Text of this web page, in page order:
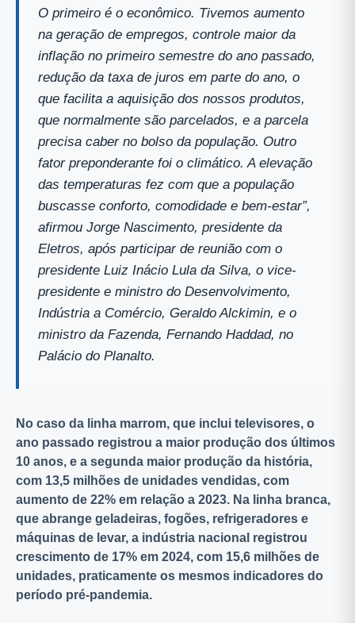
O primeiro é o econômico. Tivemos aumento
na geração de empregos, controle maior da
inflação no primeiro semestre do ano passado,
redução da taxa de juros em parte do ano, o
que facilita a aquisição dos nossos produtos,
que normalmente são parcelados, e a parcela
precisa caber no bolso da população. Outro
fator preponderante foi o climático. A elevação
das temperaturas fez com que a população
buscasse conforto, comodidade e bem-estar”,
afirmou Jorge Nascimento, presidente da
Eletros, após participar de reunião com o
presidente Luiz Inácio Lula da Silva, o vice-
presidente e ministro do Desenvolvimento,
Indústria a Comércio, Geraldo Alckimin, e o
ministro da Fazenda, Fernando Haddad, no
Palácio do Planalto.
No caso da linha marrom, que inclui televisores, o
ano passado registrou a maior produção dos últimos
10 anos, e a segunda maior produção da história,
com 13,5 milhões de unidades vendidas, com
aumento de 22% em relação a 2023. Na linha branca,
que abrange geladeiras, fogões, refrigeradores e
máquinas de levar, a indústria nacional registrou
crescimento de 17% em 2024, com 15,6 milhões de
unidades, praticamente os mesmos indicadores do
período pré-pandemia.